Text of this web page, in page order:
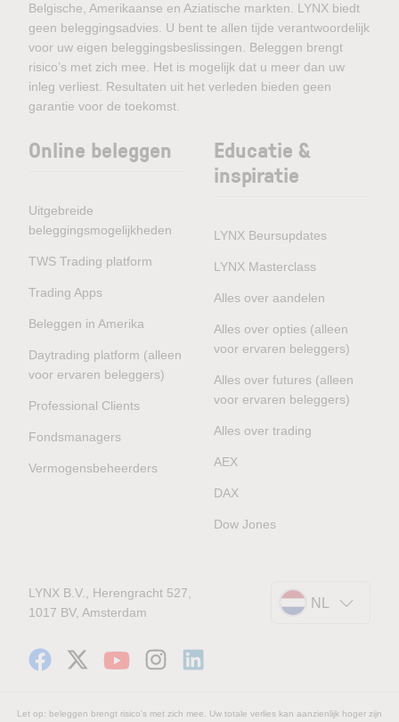
Belgische, Amerikaanse en Aziatische markten. LYNX biedt
geen beleggingsadvies. U bent te allen tijde verantwoordelijk
voor uw eigen beleggingsbeslissingen. Beleggen brengt
risico’s met zich mee. Het is mogelijk dat u meer dan uw
inleg verliest. Resultaten uit het verleden bieden geen
garantie voor de toekomst.
Online beleggen
Uitgebreide
beleggingsmogelijkheden
TWS Trading platform
Trading Apps
Beleggen in Amerika
Daytrading platform (alleen
voor ervaren beleggers)
Professional Clients
Fondsmanagers
Vermogensbeheerders
Educatie &
inspiratie
LYNX Beursupdates
LYNX Masterclass
Alles over aandelen
Alles over opties (alleen
voor ervaren beleggers)
Alles over futures (alleen
voor ervaren beleggers)
Alles over trading
AEX
DAX
Dow Jones
LYNX B.V., Herengracht 527,
1017 BV, Amsterdam
NL
Let op: beleggen brengt risico's met zich mee. Uw totale verlies kan aanzienlijk hoger zijn